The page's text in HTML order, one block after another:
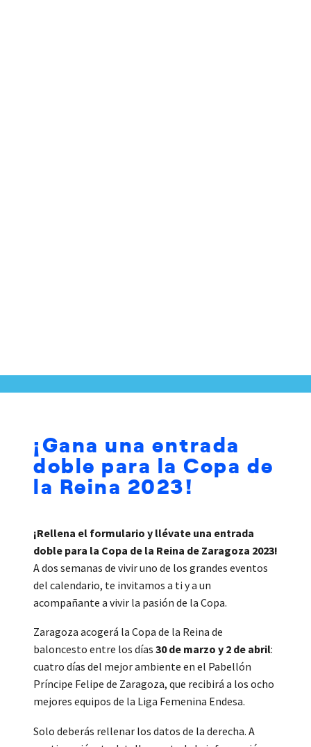
¡Gana una entrada
doble para la Copa de
la Reina 2023!
¡Rellena el formulario y llévate una entrada
doble para la Copa de la Reina de Zaragoza 2023!
A dos semanas de vivir uno de los grandes eventos
del calendario, te invitamos a ti y a un
acompañante a vivir la pasión de la Copa.
Zaragoza acogerá la Copa de la Reina de
baloncesto entre los días 30 de marzo y 2 de abril:
cuatro días del mejor ambiente en el Pabellón
Príncipe Felipe de Zaragoza, que recibirá a los ocho
mejores equipos de la Liga Femenina Endesa.
Solo deberás rellenar los datos de la derecha. A